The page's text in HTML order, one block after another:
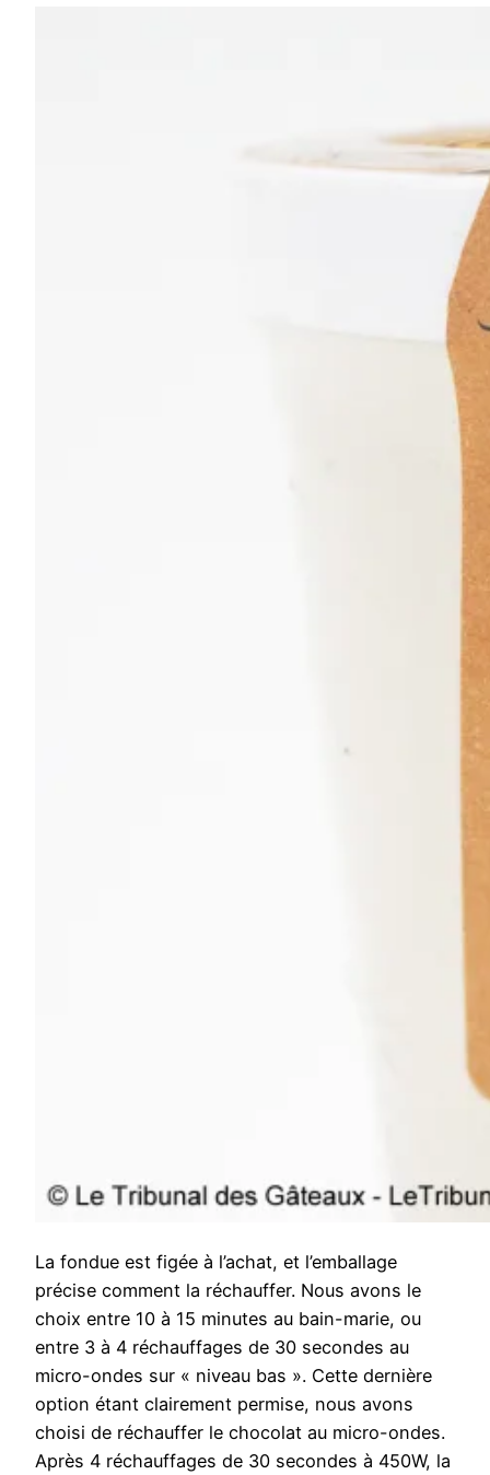
La fondue est figée à l’achat, et l’emballage
précise comment la réchauffer. Nous avons le
choix entre 10 à 15 minutes au bain-marie, ou
entre 3 à 4 réchauffages de 30 secondes au
micro-ondes sur « niveau bas ». Cette dernière
option étant clairement permise, nous avons
choisi de réchauffer le chocolat au micro-ondes.
Après 4 réchauffages de 30 secondes à 450W, la